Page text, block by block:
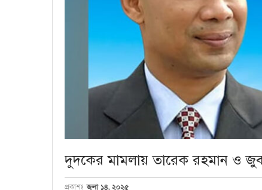
দুদকের মামলায় তারেক রহমান ও
প্রকাশঃ জুলা ১৪, ২০২৫